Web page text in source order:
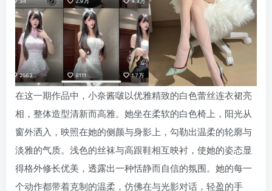
在这一期作品中，小奈酱啵以优雅精致的白色蕾丝连衣裙亮
相，整体造型清新而高雅。她坐在柔软的白色椅上，阳光从
窗外洒入，映照在她的侧颜与身影上，勾勒出温柔的轮廓与
淡雅的气质。浅色的丝袜与高跟鞋相互映衬，使她的姿态显
得格外修长优美，透露出一种恬静而自信的氛围。她的每一
个动作都带着克制的温柔，仿佛在与光影对话，轻盈的手